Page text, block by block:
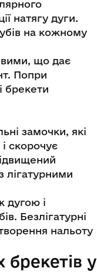
натягу дуги.
на кожному
що дає
Попри
брекети
замочки, які
скорочує
лігатурними
дугою і
Безлігатурні
нальоту
брекетів у